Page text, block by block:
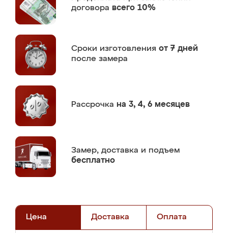
договора всего 10%
Сроки изготовления от 7 дней
после замера
Рассрочка на 3, 4, 6 месяцев
Замер, доставка и подъем
бесплатно
Цена Доставка Оплата